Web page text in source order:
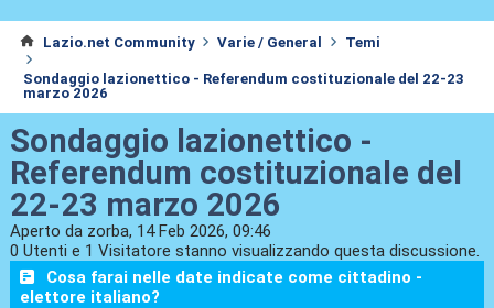
Lazio.net Community Varie / General Temi
Sondaggio lazionettico - Referendum costituzionale del 22-23
marzo 2026
Sondaggio lazionettico -
Referendum costituzionale del
22-23 marzo 2026
Aperto da zorba, 14 Feb 2026, 09:46
0 Utenti e 1 Visitatore stanno visualizzando questa discussione.
Cosa farai nelle date indicate come cittadino -
elettore italiano?